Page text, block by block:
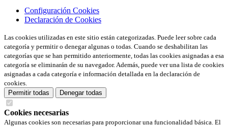
Configuración Cookies
Declaración de Cookies
Las cookies utilizadas en este sitio están categorizadas. Puede leer sobre cada
categoría y permitir o denegar algunas o todas. Cuando se deshabilitan las
categorías que se han permitido anteriormente, todas las cookies asignadas a esa
categoría se eliminarán de su navegador. Además, puede ver una lista de cookies
asignadas a cada categoría e información detallada en la declaración de
cookies.
Permitir todas
Denegar todas
Cookies necesarias
Algunas cookies son necesarias para proporcionar una funcionalidad básica. El